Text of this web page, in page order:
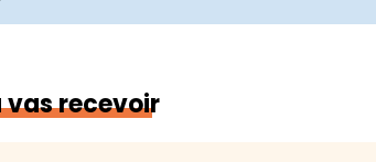
d'exploitation :Mac OS
du clavier :QWERTZ Tchèque
vas recevoir